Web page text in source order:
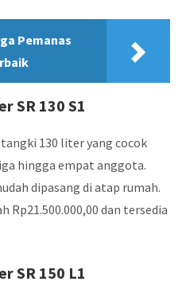
Pemanas
SR 130 S1
130 liter yang cocok
hingga empat anggota.
dipasang di atap rumah.
Rp21.500.000,00 dan tersedia
SR 150 L1